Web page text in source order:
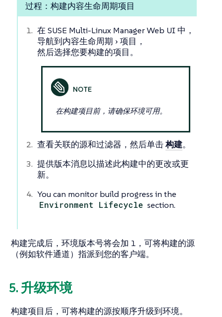
过程：构建内容生命周期项目
在 SUSE Multi-Linux Manager Web UI 中，
导航到内容生命周期 项目 ，
然后选择您要构建的项目。
在构建项目前，请确保环境可用。
查看关联的源和过滤器，然后单击构建。
提供版本消息以描述此构建中的更改或更
新。
You can monitor build progress in the
Environment Lifecycle section.
构建完成后，环境版本号将会加 1，可将构建的源
（例如软件通道）指派到您的客户端。
5. 升级环境
构建项目后，可将构建的源按顺序升级到环境。